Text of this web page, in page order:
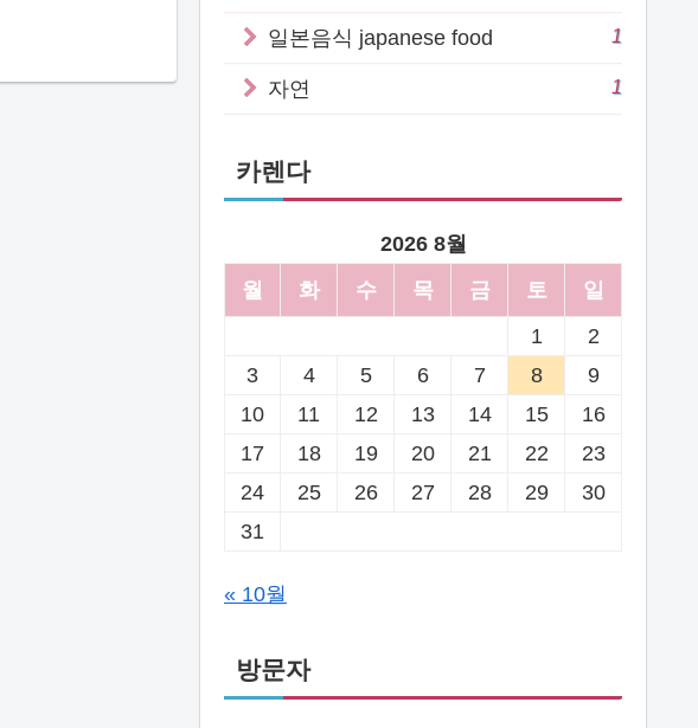
일본음식 japanese food 1
자연 1
카렌다
2026 8월
월
화 수 목 금 토
일
1
2
3
4 5 6 7 8
9
10
11 12 13 14 15
16
17
18 19 20 21 22
23
24
25 26 27 28 29
30
31
« 10월
방문자